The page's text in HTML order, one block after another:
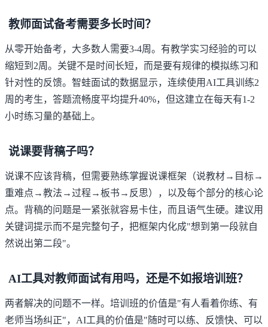
教师面试备考需要多长时间？
从零开始备考，大多数人需要3-4周。有教学实习经验的可以
缩短到2周。关键不是时间长短，而是要有规律的模拟练习和
针对性的反馈。智蛙面试的数据显示，连续使用AI工具训练2
周的考生，答题流畅度平均提升40%，但这建立在每天有1-2
小时练习量的基础上。
说课要背稿子吗？
说课不应该背稿，但需要熟练掌握说课框架（说教材→目标→
重难点→教法→过程→板书→反思），以及每个部分的核心论
点。背稿的问题是一紧张就容易卡住，而且语气生硬。建议用
关键词提示而不是完整句子，把框架内化成"想到第一段就自
然说出第二段"。
AI工具对教师面试有用吗，还是不如报培训班？
两者解决的问题不一样。培训班的价值是"有人看着你练、有
老师当场纠正"，AI工具的价值是"随时可以练、反馈快、可以